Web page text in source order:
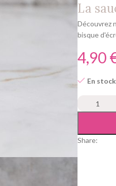
La
Découvrez
bisque
En stock
Share: